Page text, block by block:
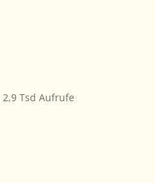
2,9 Tsd Aufrufe